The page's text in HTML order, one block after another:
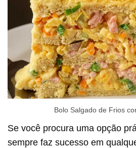
Bolo Salgado de Frios
Se você procura uma opção
sempre faz sucesso em